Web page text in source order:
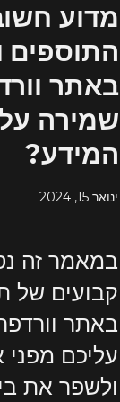
מדוע
התוספים
באתר
שמירה
המידע?
ינואר 15, 2024
במאמר זה
קבועים של
באתר
עליכם מפני
ולשפר את